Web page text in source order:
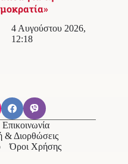
4 Αυγούστου 2026,
12:18
Επικοινωνία
& Διορθώσεις
Όροι Χρήσης